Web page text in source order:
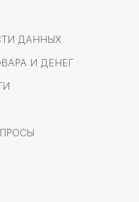
ДАННЫХ
И ДЕНЕГ